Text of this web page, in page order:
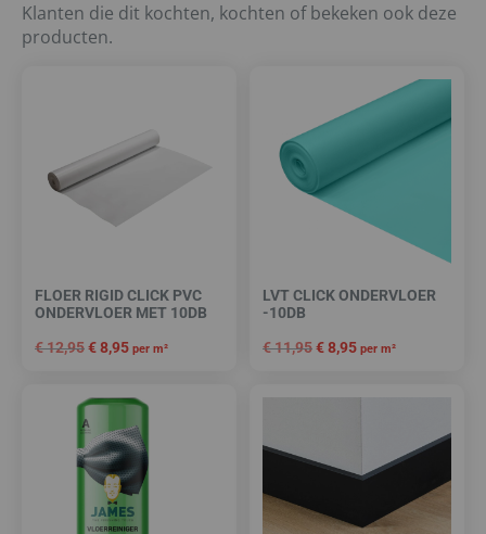
Klanten die dit kochten, kochten of bekeken ook deze
producten.
FLOER RIGID CLICK PVC
ONDERVLOER MET 10DB
€12,95€8,95 per m²
LVT CLICK ONDERVLOER
-10DB
€11,95€8,95 per m²